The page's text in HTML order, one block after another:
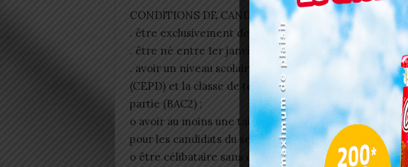
CONDITIONS DE CANDIDATURE
. être exclusivement de nationalité togolaise ;
. être né entre 1er janvier 2001 et le 31 décembre 2007
. avoir un niveau scolaire compris entre le certificat
(CEPD) et la classe de terminale sans être titulaire
partie (BAC2) ;
o avoir au moins une taille de 1,70 m pour les
pour les candidats du sexe féminin ;
o être célibataire sans enfant;